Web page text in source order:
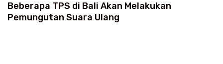
Beberapa TPS di Bali Akan Melakukan
Pemungutan Suara Ulang